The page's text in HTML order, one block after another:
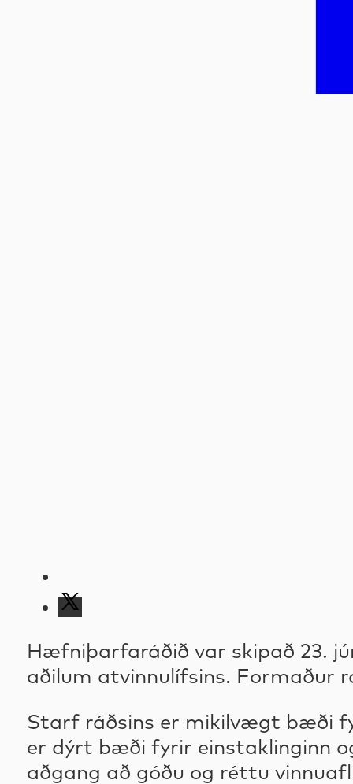
Hæfniþarfaráðið var skipað 23.
aðilum atvinnulífsins. Formaður
Starf ráðsins er mikilvægt bæði
er dýrt bæði fyrir einstaklinginn
aðgang að góðu og réttu